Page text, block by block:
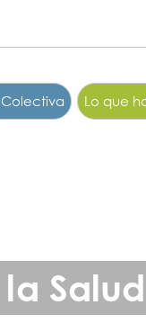
Colectiva Lo que